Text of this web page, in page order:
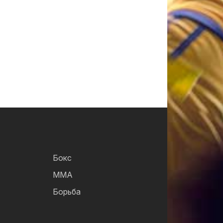
Бокс
ММА
Борьба